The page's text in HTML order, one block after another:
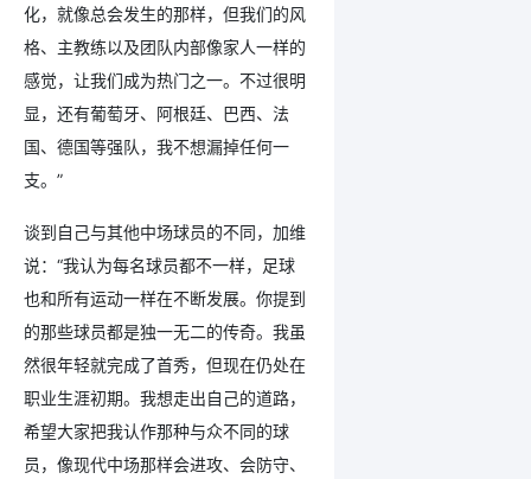
化，就像总会发生的那样，但我们的风
格、主教练以及团队内部像家人一样的
感觉，让我们成为热门之一。不过很明
显，还有葡萄牙、阿根廷、巴西、法
国、德国等强队，我不想漏掉任何一
支。”
谈到自己与其他中场球员的不同，加维
说：“我认为每名球员都不一样，足球
也和所有运动一样在不断发展。你提到
的那些球员都是独一无二的传奇。我虽
然很年轻就完成了首秀，但现在仍处在
职业生涯初期。我想走出自己的道路，
希望大家把我认作那种与众不同的球
员，像现代中场那样会进攻、会防守、